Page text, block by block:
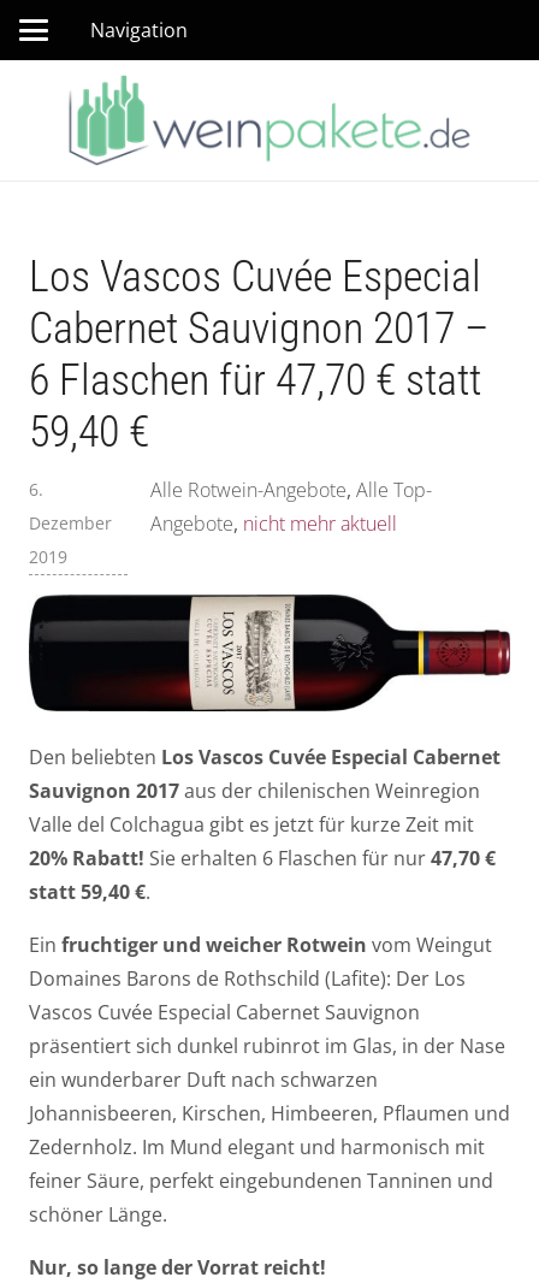
Navigation
Los Vascos Cuvée Especial
Cabernet Sauvignon 2017 –
6 Flaschen für 47,70 € statt
59,40 €
6.
Dezember
2019
Alle Rotwein-Angebote,Alle Top-
Angebote, nicht mehr aktuell
Den beliebten Los Vascos Cuvée Especial Cabernet
Sauvignon 2017aus der chilenischen Weinregion
Valle del Colchagua gibt es jetzt für kurze Zeit mit
20% Rabatt! Sie erhalten 6 Flaschen für nur47,70 €
statt 59,40 €.
Ein fruchtiger und weicher Rotwein vom Weingut
Domaines Barons de Rothschild (Lafite): Der Los
Vascos Cuvée Especial Cabernet Sauvignon
präsentiert sich dunkel rubinrot im Glas, in der Nase
ein wunderbarer Duft nach schwarzen
Johannisbeeren, Kirschen, Himbeeren, Pflaumen und
Zedernholz. Im Mund elegant und harmonisch mit
feiner Säure, perfekt eingebundenen Tanninen und
schöner Länge.
Nur, so lange der Vorrat reicht!